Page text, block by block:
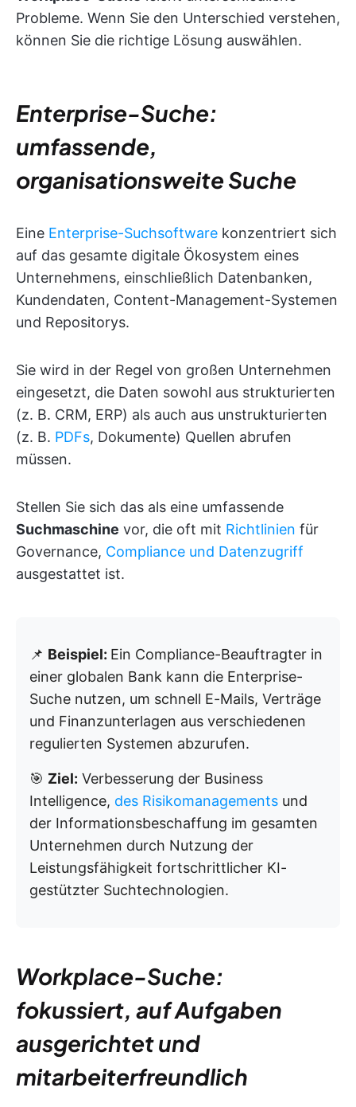
Probleme. Wenn Sie den Unterschied verstehen,
können Sie die richtige Lösung auswählen.
Enterprise-Suche:
umfassende,
organisationsweite Suche
Eine Enterprise-Suchsoftware konzentriert sich
auf das gesamte digitale Ökosystem eines
Unternehmens, einschließlich Datenbanken,
Kundendaten, Content-Management-Systemen
und Repositorys.
Sie wird in der Regel von großen Unternehmen
eingesetzt, die Daten sowohl aus strukturierten
(z. B. CRM, ERP) als auch aus unstrukturierten
(z. B. PDFs, Dokumente) Quellen abrufen
müssen.
Stellen Sie sich das als eine umfassende
Suchmaschine vor, die oft mit Richtlinien für
Governance, Compliance und Datenzugriff
ausgestattet ist.
📌 Beispiel: Ein Compliance-Beauftragter in
einer globalen Bank kann die Enterprise-
Suche nutzen, um schnell E-Mails, Verträge
und Finanzunterlagen aus verschiedenen
regulierten Systemen abzurufen.
🎯 Ziel: Verbesserung der Business
Intelligence, des Risikomanagements und
der Informationsbeschaffung im gesamten
Unternehmen durch Nutzung der
Leistungsfähigkeit fortschrittlicher KI-
gestützter Suchtechnologien.
Workplace-Suche:
fokussiert, auf Aufgaben
ausgerichtet und
mitarbeiterfreundlich